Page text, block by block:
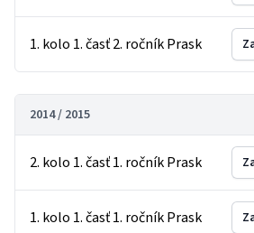
1. kolo 1. časť 2. ročník Prask
2014 / 2015
2. kolo 1. časť 1. ročník Prask
1. kolo 1. časť 1. ročník Prask